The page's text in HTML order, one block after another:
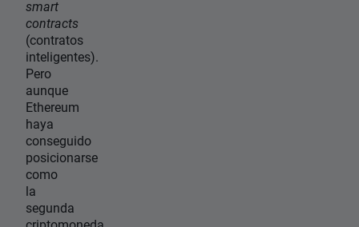
smart
contracts
(contratos
inteligentes).
Pero
aunque
Ethereum
haya
conseguido
posicionarse
como
la
segunda